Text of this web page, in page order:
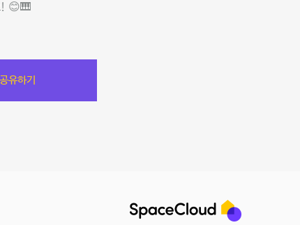
! 😊🎹
공유하기